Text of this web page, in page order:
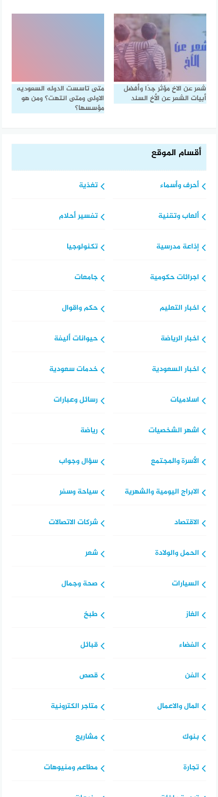
شعر عن الاخ مؤثر جدًا وأفضل
أبيات الشعر عن الأخ السند
متى تاسست الدوله السعوديه
الاولى ومتى انتهت؟ ومن هو
مؤسسها؟
أقسام الموقع
أحرف وأسماء
ألعاب وتقنية
إذاعة مدرسية
اجرائات حكومية
اخبار التعليم
اخبار الرياضة
اخبار السعودية
اسلاميات
اشهر الشخصيات
الأسرة والمجتمع
الابراج اليومية والشهرية
الاقتصاد
الحمل والولادة
السيارات
الغاز
الفضاء
الفن
المال والاعمال
بنوك
تجارة
تغذية
تفسير أحلام
تكنولوجيا
جامعات
حكم واقوال
حيوانات أليفة
خدمات سعودية
رسائل وعبارات
رياضة
سؤال وجواب
سياحة وسفر
شركات الاتصالات
شعر
صحة وجمال
طبخ
قبائل
قصص
متاجر الكترونية
مشاريع
مطاعم ومنيوهات